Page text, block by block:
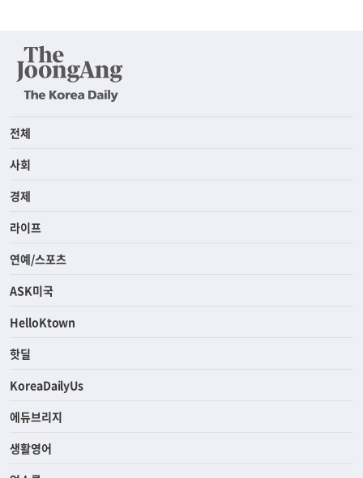
전체
사회
경제
라이프
연예/스포츠
ASK미국
HelloKtown
핫딜
KoreaDailyUs
에듀브리지
생활영어